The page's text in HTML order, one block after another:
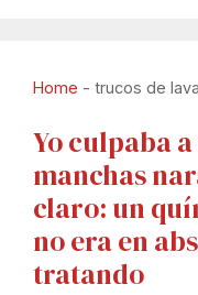
Home - trucos de
Yo culpaba
manchas
claro: un
no era en
tratando